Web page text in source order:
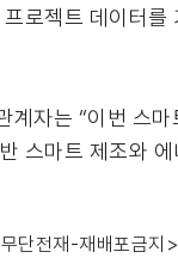
로젝트 데이터
계자는 “이번 스
스마트 제조와
단전재-재배포금지>